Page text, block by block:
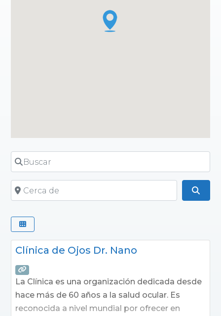
Buscar
Cerca de
Clínica de Ojos Dr. Nano
La Clínica es una organización dedicada desde
hace más de 60 años a la salud ocular. Es
reconocida a nivel mundial por ofrecer en